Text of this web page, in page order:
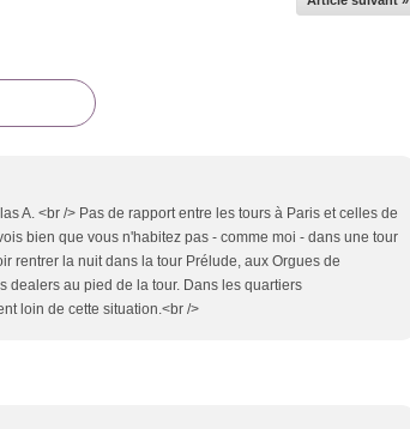
A. <br /> Pas de rapport entre les tours à Paris et celles de
bien que vous n'habitez pas - comme moi - dans une tour
rentrer la nuit dans la tour Prélude, aux Orgues de
dealers au pied de la tour. Dans les quartiers
loin de cette situation.<br />